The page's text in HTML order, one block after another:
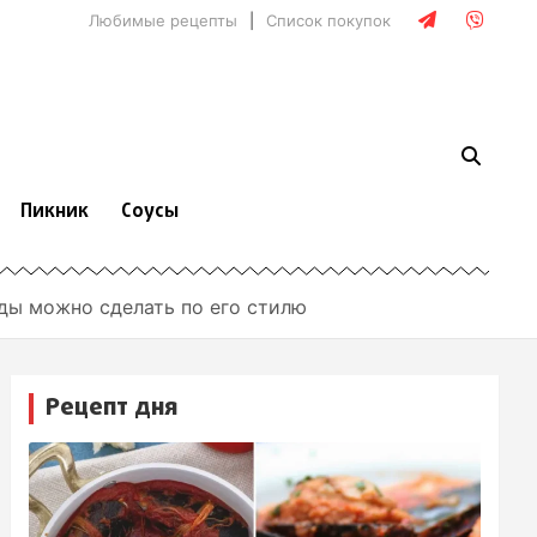
Любимые рецепты Список покупок
Пикник Соусы
можно сделать по его стилю
Рецепт дня